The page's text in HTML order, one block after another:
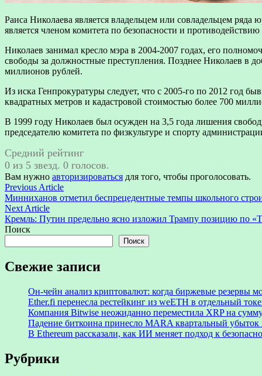
Раиса Николаева является владельцем или совладельцем
является членом комитета по безопасности и
Николаев занимал кресло мэра в 2004-2007 годах, его
свободы за должностные преступления. Позднее Николаев в
миллионов рублей.
Из иска Генпрокуратуры следует, что с 2005-го по 2012 год
квадратных метров и кадастровой стоимостью более 700
В 1999 году Николаев был осужден на 3,5 года лишения
председателю комитета по физкультуре и спорту
Средний рейтинг
0 из 5 звезд. 0 голосов.
Вам нужно авторизироваться для того, чтобы проголосовать.
Навигация
по
записям
Previous ArticlePrevious
article:
Минниханов отметил беспрецедентные темпы школьного
Next ArticleNext
article:
Кремль: Путин предельно ясно изложил Трампу позицию по
Поиск
Поиск
Свежие записи
Он-чейн анализ криптовалют: когда биржевые резервы
Ether.fi перенесла рестейкинг из weETH в отдельный
Компания Bitwise неожиданно переместила XRP на
Падение биткоина принесло MARA квартальный убыток
В Ethereum рассказали, как ИИ меняет подход к
Рубрики